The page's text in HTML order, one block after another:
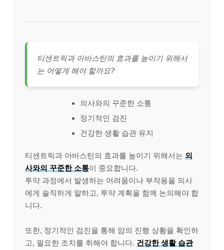
티센트릭과 아바스틴의 효과를 높이기 위해서
는 어떻게 해야 할까요?
의사와의 꾸준한 소통
정기적인 검진
건강한 생활 습관 유지
티센트릭과 아바스틴의 효과를 높이기 위해서는 의
사와의 꾸준한 소통이 중요합니다.
투약 과정에서 발생하는 어려움이나 부작용을 의사
에게 솔직하게 말하고, 투약 계획을 함께 논의해야 합
니다.
또한, 정기적인 검진을 통해 암의 진행 상황을 확인하
고, 필요한 조치를 취해야 합니다. 건강한 생활 습관